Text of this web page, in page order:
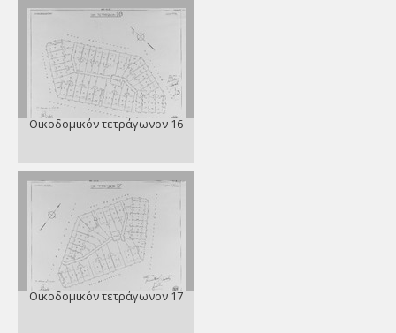
Οικοδομικόν τετράγωνον 16
Οικοδομικόν τετράγωνον 17